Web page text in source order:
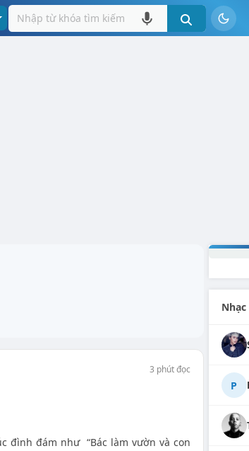
3 phút đọc
đình đám như “Bác làm vườn và con
P